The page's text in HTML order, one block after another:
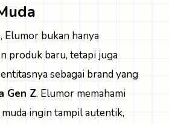
Elumor bukan hanya
produk baru, tetapi juga
sebagai brand yang
Gen Z. Elumor memahami
ingin tampil autentik,